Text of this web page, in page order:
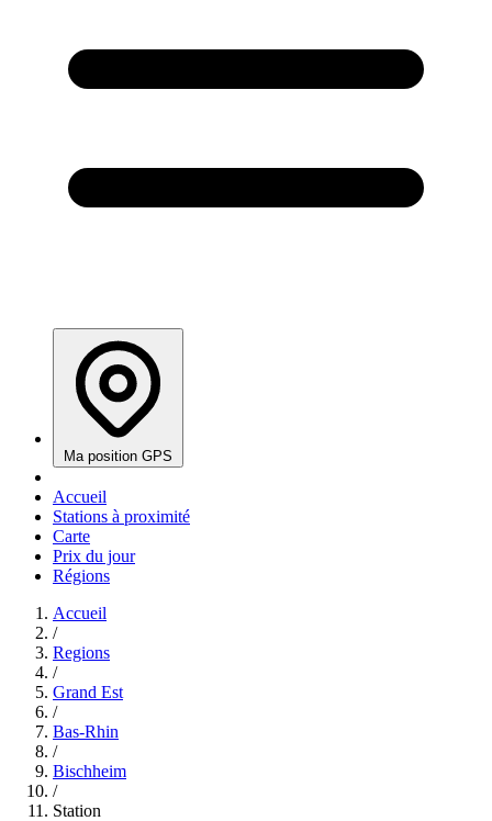
Ma position GPS
Accueil
Stations à proximité
Carte
Prix du jour
Régions
Accueil
/
Regions
/
Grand Est
/
Bas-Rhin
/
Bischheim
/
Station